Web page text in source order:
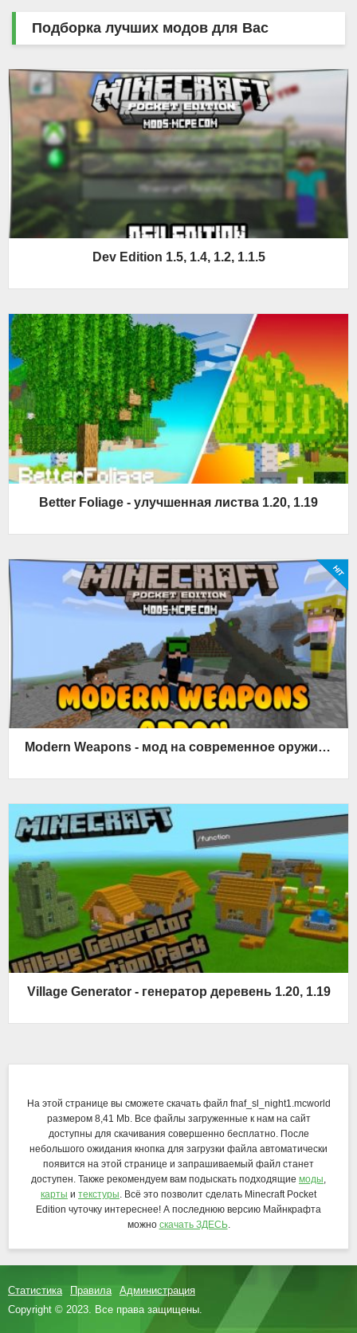
Подборка лучших модов для Вас
Dev Edition 1.5, 1.4, 1.2, 1.1.5
Better Foliage - улучшенная листва 1.20, 1.19
Modern Weapons - мод на современное оружие 1.5, 1.4, 1.2, 1.1.5
Village Generator - генератор деревень 1.20, 1.19
На этой странице вы сможете скачать файл fnaf_sl_night1.mcworld
размером 8,41 Mb. Все файлы загруженные к нам на сайт
доступны для скачивания совершенно бесплатно. После
небольшого ожидания кнопка для загрузки файла автоматически
появится на этой странице и запрашиваемый файл станет
доступен. Также рекомендуем вам подыскать подходящие моды,
карты и текстуры. Всё это позволит сделать Minecraft Pocket
Edition чуточку интереснее! А последнюю версию Майнкрафта
можно скачать ЗДЕСЬ.
Статистика Правила
Администрация
Copyright © 2023. Все права защищены.